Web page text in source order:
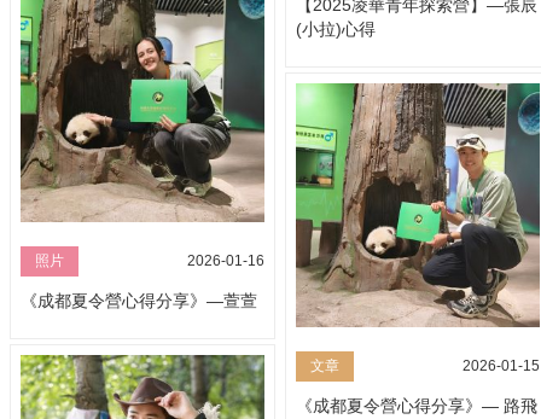
【2025凌華青年探索營】—張辰
(小拉)心得
照片 2026-01-16
《成都夏令營心得分享》—萱萱
文章 2026-01-15
《成都夏令營心得分享》— 路飛